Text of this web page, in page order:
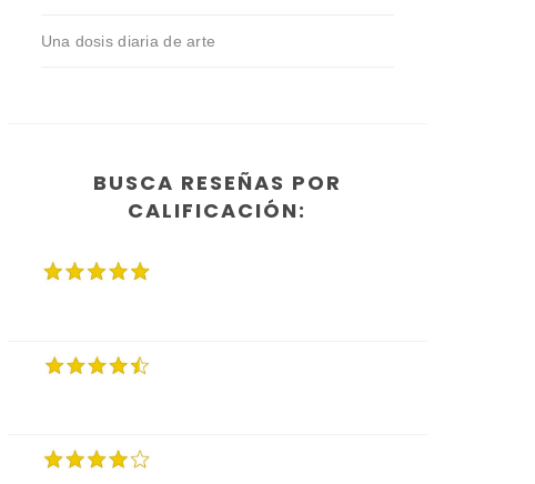
Una dosis diaria de arte
BUSCA RESEÑAS POR
CALIFICACIÓN: